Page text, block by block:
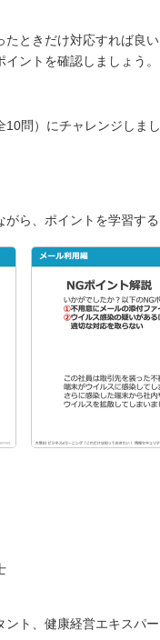
ときだけ対応すれば良い
ントを確認しましょう。
問）にチャレンジしまし
ら、ポイントを学習する
ント、健康経営エキスパ